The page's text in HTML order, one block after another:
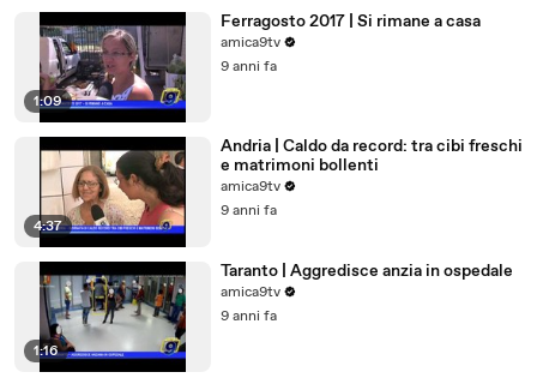
1:09
Ferragosto 2017 | Si rimane a casa
amica9tv
9 anni fa
4:37
Andria | Caldo da record: tra cibi freschi
e matrimoni bollenti
amica9tv
9 anni fa
1:16
Taranto | Aggredisce anzia in ospedale
amica9tv
9 anni fa